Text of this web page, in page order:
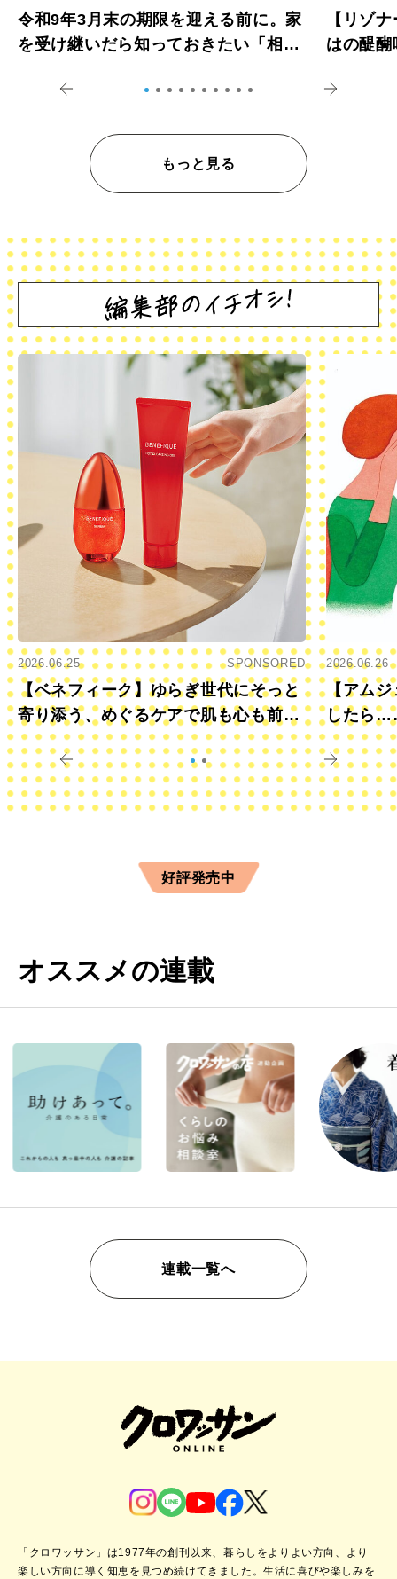
令和9年3月末の期限を迎える前に。家
を受け継いだら知っておきたい「相続
【リゾ
はの醍
もっと見る
2026.06.25 SPONSORED
【ベネフィーク】ゆらぎ世代にそっと
寄り添う、めぐるケアで肌も心も前向
きに
2026.06.26
【アムジ
したら
すか？
好評発売中
オススメの連載
連載一覧へ
「クロワッサン」は1977年の創刊以来、暮らしをよりよい方向、より
楽しい方向に導く知恵を見つめ続けてきました。生活に喜びや楽しみを